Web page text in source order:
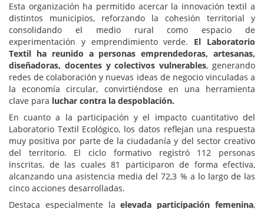
Esta organización ha permitido acercar la innovación textil a
distintos municipios, reforzando la cohesión territorial y
consolidando el medio rural como espacio de
experimentación y emprendimiento verde. El Laboratorio
Textil ha reunido a personas emprendedoras, artesanas,
diseñadoras, docentes y colectivos vulnerables, generando
redes de colaboración y nuevas ideas de negocio vinculadas a
la economía circular, convirtiéndose en una herramienta
clave para luchar contra la despoblación.
En cuanto a la participación y el impacto cuantitativo del
Laboratorio Textil Ecológico, los datos reflejan una respuesta
muy positiva por parte de la ciudadanía y del sector creativo
del territorio. El ciclo formativo registró 112 personas
inscritas, de las cuales 81 participaron de forma efectiva,
alcanzando una asistencia media del 72,3 % a lo largo de las
cinco acciones desarrolladas.
Destaca especialmente laelevada participación femenina,